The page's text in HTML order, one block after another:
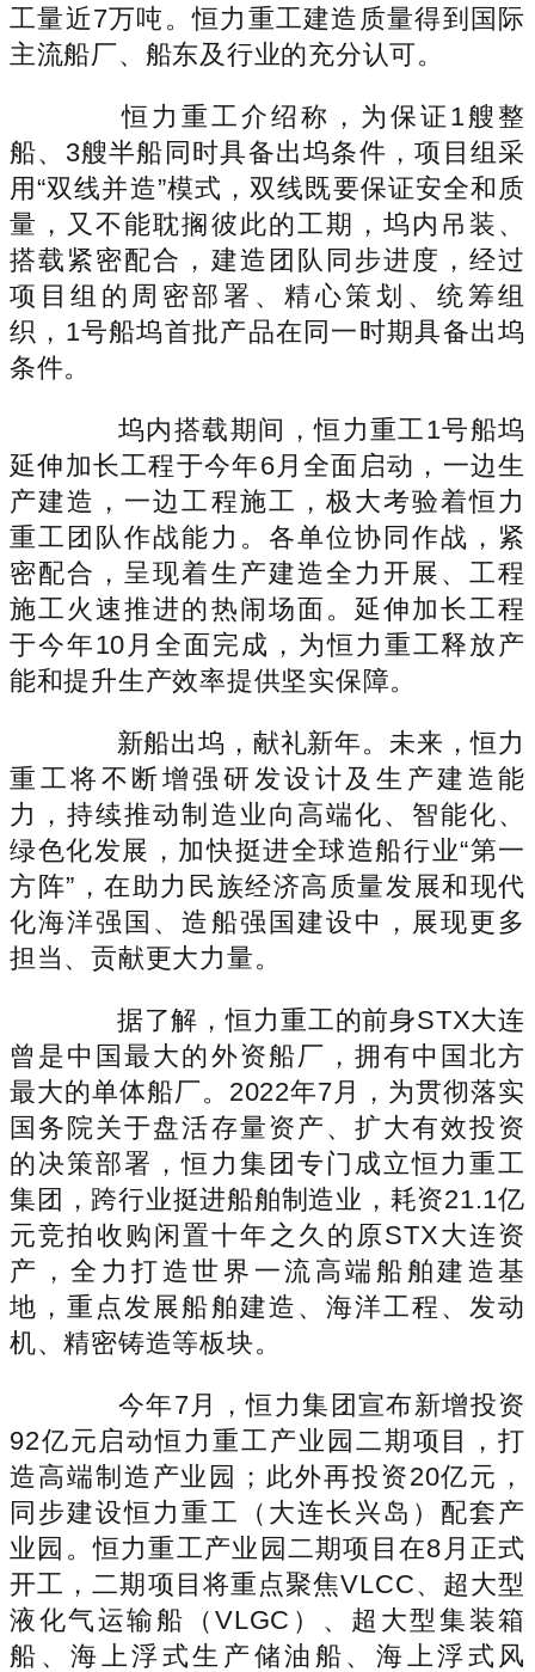
工量近7万吨。恒力重工建造质量得到国际
主流船厂、船东及行业的充分认可。
恒力重工介绍称，为保证1艘整
船、3艘半船同时具备出坞条件，项目组采
用“双线并造”模式，双线既要保证安全和质
量，又不能耽搁彼此的工期，坞内吊装、
搭载紧密配合，建造团队同步进度，经过
项目组的周密部署、精心策划、统筹组
织，1号船坞首批产品在同一时期具备出坞
条件。
坞内搭载期间，恒力重工1号船坞
延伸加长工程于今年6月全面启动，一边生
产建造，一边工程施工，极大考验着恒力
重工团队作战能力。各单位协同作战，紧
密配合，呈现着生产建造全力开展、工程
施工火速推进的热闹场面。延伸加长工程
于今年10月全面完成，为恒力重工释放产
能和提升生产效率提供坚实保障。
新船出坞，献礼新年。未来，恒力
重工将不断增强研发设计及生产建造能
力，持续推动制造业向高端化、智能化、
绿色化发展，加快挺进全球造船行业“第一
方阵”，在助力民族经济高质量发展和现代
化海洋强国、造船强国建设中，展现更多
担当、贡献更大力量。
据了解，恒力重工的前身STX大连
曾是中国最大的外资船厂，拥有中国北方
最大的单体船厂。2022年7月，为贯彻落实
国务院关于盘活存量资产、扩大有效投资
的决策部署，恒力集团专门成立恒力重工
集团，跨行业挺进船舶制造业，耗资21.1亿
元竞拍收购闲置十年之久的原STX大连资
产，全力打造世界一流高端船舶建造基
地，重点发展船舶建造、海洋工程、发动
机、精密铸造等板块。
今年7月，恒力集团宣布新增投资
92亿元启动恒力重工产业园二期项目，打
造高端制造产业园；此外再投资20亿元，
同步建设恒力重工（大连长兴岛）配套产
业园。恒力重工产业园二期项目在8月正式
开工，二期项目将重点聚焦VLCC、超大型
液化气运输船（VLGC）、超大型集装箱
船、海上浮式生产储油船、海上浮式风